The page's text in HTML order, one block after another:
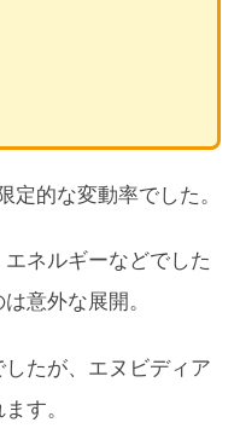
定的な変動率でした。
ネルギーなどでした
意外な展開。
たが、エヌビディア
す。